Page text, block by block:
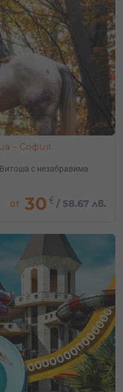
– София
с незабравима
от 30 € /58.67 лв.